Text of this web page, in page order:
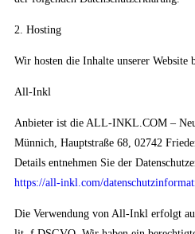
2. Hosting
Wir hosten die Inhalte unserer Website
All-Inkl
Anbieter ist die ALL-INKL.COM –
Münnich, Hauptstraße 68, 02742
Details entnehmen Sie der
https://all-inkl.com/
Die Verwendung von All-Inkl erfolgt